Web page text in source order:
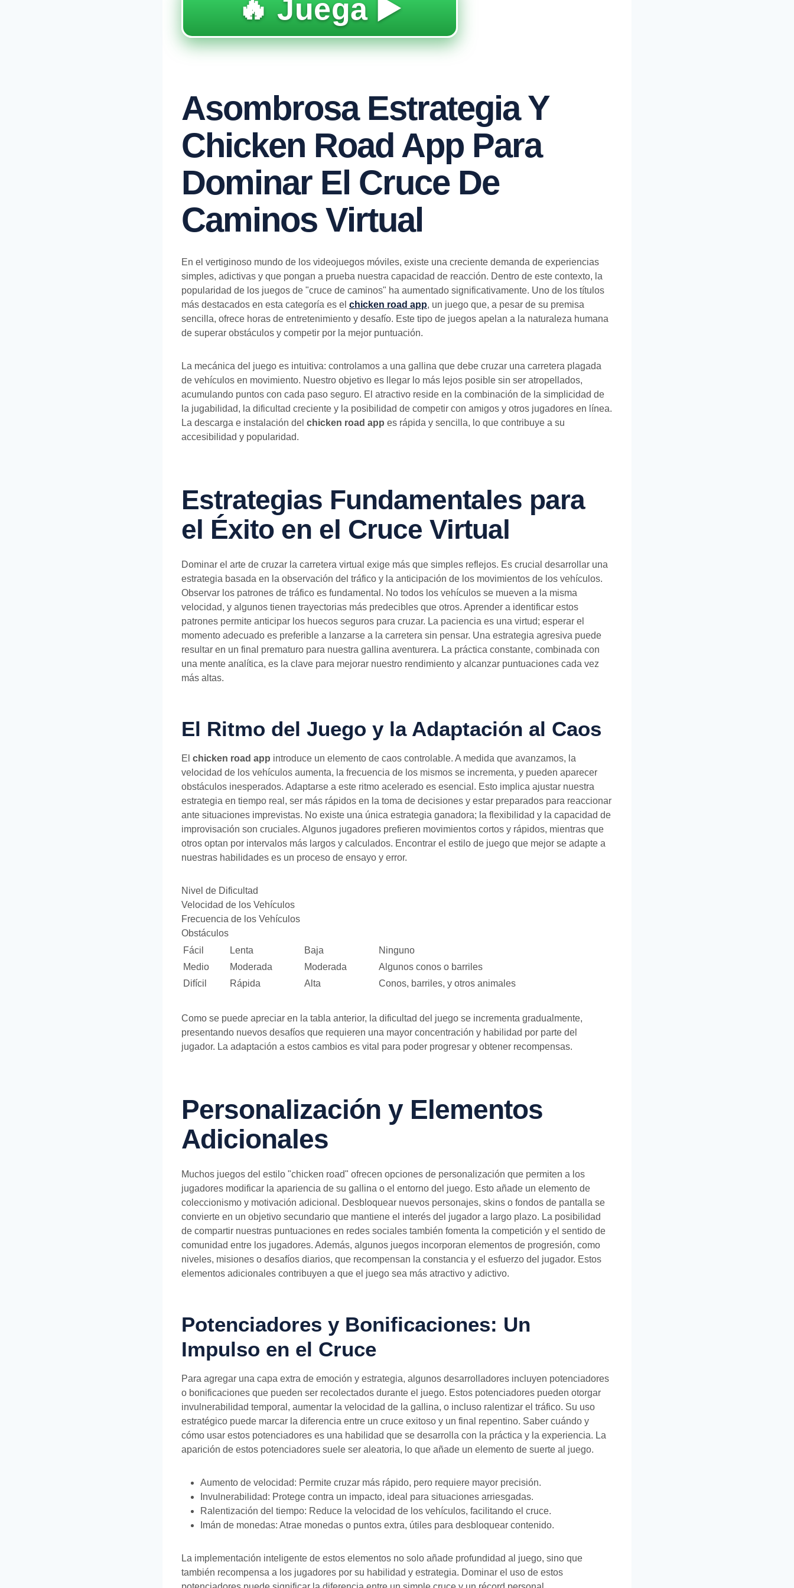
🔥 Juega ▶️
Asombrosa Estrategia Y
Chicken Road App Para
Dominar El Cruce De
Caminos Virtual
En el vertiginoso mundo de los videojuegos móviles, existe una creciente demanda de experiencias
simples, adictivas y que pongan a prueba nuestra capacidad de reacción. Dentro de este contexto, la
popularidad de los juegos de "cruce de caminos" ha aumentado significativamente. Uno de los títulos
más destacados en esta categoría es el chicken road app, un juego que, a pesar de su premisa
sencilla, ofrece horas de entretenimiento y desafío. Este tipo de juegos apelan a la naturaleza humana
de superar obstáculos y competir por la mejor puntuación.
La mecánica del juego es intuitiva: controlamos a una gallina que debe cruzar una carretera plagada
de vehículos en movimiento. Nuestro objetivo es llegar lo más lejos posible sin ser atropellados,
acumulando puntos con cada paso seguro. El atractivo reside en la combinación de la simplicidad de
la jugabilidad, la dificultad creciente y la posibilidad de competir con amigos y otros jugadores en línea.
La descarga e instalación del chicken road app es rápida y sencilla, lo que contribuye a su
accesibilidad y popularidad.
Estrategias Fundamentales para
el Éxito en el Cruce Virtual
Dominar el arte de cruzar la carretera virtual exige más que simples reflejos. Es crucial desarrollar una
estrategia basada en la observación del tráfico y la anticipación de los movimientos de los vehículos.
Observar los patrones de tráfico es fundamental. No todos los vehículos se mueven a la misma
velocidad, y algunos tienen trayectorias más predecibles que otros. Aprender a identificar estos
patrones permite anticipar los huecos seguros para cruzar. La paciencia es una virtud; esperar el
momento adecuado es preferible a lanzarse a la carretera sin pensar. Una estrategia agresiva puede
resultar en un final prematuro para nuestra gallina aventurera. La práctica constante, combinada con
una mente analítica, es la clave para mejorar nuestro rendimiento y alcanzar puntuaciones cada vez
más altas.
El Ritmo del Juego y la Adaptación al Caos
El chicken road app introduce un elemento de caos controlable. A medida que avanzamos, la
velocidad de los vehículos aumenta, la frecuencia de los mismos se incrementa, y pueden aparecer
obstáculos inesperados. Adaptarse a este ritmo acelerado es esencial. Esto implica ajustar nuestra
estrategia en tiempo real, ser más rápidos en la toma de decisiones y estar preparados para reaccionar
ante situaciones imprevistas. No existe una única estrategia ganadora; la flexibilidad y la capacidad de
improvisación son cruciales. Algunos jugadores prefieren movimientos cortos y rápidos, mientras que
otros optan por intervalos más largos y calculados. Encontrar el estilo de juego que mejor se adapte a
nuestras habilidades es un proceso de ensayo y error.
Nivel de Dificultad
Velocidad de los Vehículos
Frecuencia de los Vehículos
Obstáculos
Fácil
Lenta Baja
Ninguno
Medio
Moderada Moderada
Algunos conos o barriles
Difícil
Rápida Alta Conos, barriles, y otros animales
Como se puede apreciar en la tabla anterior, la dificultad del juego se incrementa gradualmente,
presentando nuevos desafíos que requieren una mayor concentración y habilidad por parte del
jugador. La adaptación a estos cambios es vital para poder progresar y obtener recompensas.
Personalización y Elementos
Adicionales
Muchos juegos del estilo "chicken road" ofrecen opciones de personalización que permiten a los
jugadores modificar la apariencia de su gallina o el entorno del juego. Esto añade un elemento de
coleccionismo y motivación adicional. Desbloquear nuevos personajes, skins o fondos de pantalla se
convierte en un objetivo secundario que mantiene el interés del jugador a largo plazo. La posibilidad
de compartir nuestras puntuaciones en redes sociales también fomenta la competición y el sentido de
comunidad entre los jugadores. Además, algunos juegos incorporan elementos de progresión, como
niveles, misiones o desafíos diarios, que recompensan la constancia y el esfuerzo del jugador. Estos
elementos adicionales contribuyen a que el juego sea más atractivo y adictivo.
Potenciadores y Bonificaciones: Un
Impulso en el Cruce
Para agregar una capa extra de emoción y estrategia, algunos desarrolladores incluyen potenciadores
o bonificaciones que pueden ser recolectados durante el juego. Estos potenciadores pueden otorgar
invulnerabilidad temporal, aumentar la velocidad de la gallina, o incluso ralentizar el tráfico. Su uso
estratégico puede marcar la diferencia entre un cruce exitoso y un final repentino. Saber cuándo y
cómo usar estos potenciadores es una habilidad que se desarrolla con la práctica y la experiencia. La
aparición de estos potenciadores suele ser aleatoria, lo que añade un elemento de suerte al juego.
Aumento de velocidad: Permite cruzar más rápido, pero requiere mayor precisión.
Invulnerabilidad: Protege contra un impacto, ideal para situaciones arriesgadas.
Ralentización del tiempo: Reduce la velocidad de los vehículos, facilitando el cruce.
Imán de monedas: Atrae monedas o puntos extra, útiles para desbloquear contenido.
La implementación inteligente de estos elementos no solo añade profundidad al juego, sino que
también recompensa a los jugadores por su habilidad y estrategia. Dominar el uso de estos